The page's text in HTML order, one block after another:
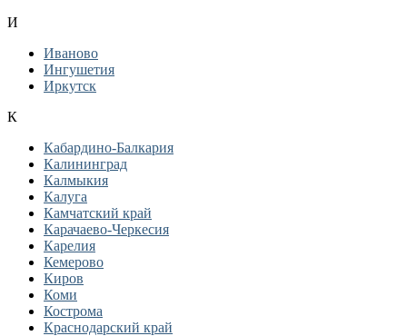
И
Иваново
Ингушетия
Иркутск
К
Кабардино-Балкария
Калининград
Калмыкия
Калуга
Камчатский край
Карачаево-Черкесия
Карелия
Кемерово
Киров
Коми
Кострома
Краснодарский край